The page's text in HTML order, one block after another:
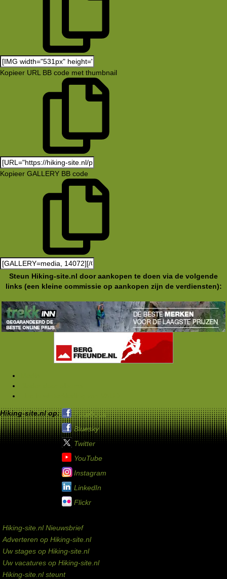
Kopieer URL BB code met thumbnail
Kopieer GALLERY BB code
Steun Hiking-site.nl door aankopen te doen via de volgende
links (een kleine commissie op aankopen zijn de verdiensten):
Hiking-site.nl op:
Facebook
Bluesky
Twitter
YouTube
Instagram
LinkedIn
Flickr
Hiking-site.nl Nieuwsbrief
Adverteren op Hiking-site.nl
Uw stages op Hiking-site.nl
Uw vacatures op Hiking-site.nl
Hiking-site.nl steunt